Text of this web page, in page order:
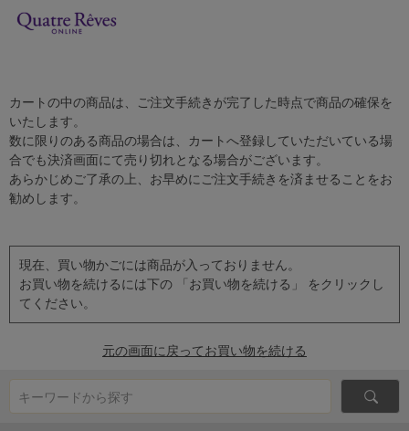
カートの中の商品は、ご注文手続きが完了した時点で商品の確保を
いたします。
数に限りのある商品の場合は、カートへ登録していただいている場
合でも決済画面にて売り切れとなる場合がございます。
あらかじめご了承の上、お早めにご注文手続きを済ませることをお
勧めします。
現在、買い物かごには商品が入っておりません。
お買い物を続けるには下の 「お買い物を続ける」 をクリックし
てください。
元の画面に戻ってお買い物を続ける
キーワードから探す